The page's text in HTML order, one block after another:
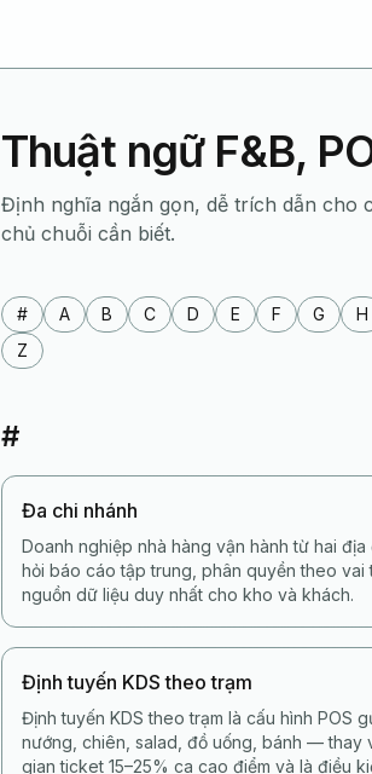
Thuật ngữ F&B,
Định nghĩa ngắn gọn, dễ trích dẫn cho
chủ chuỗi cần biết.
# A B C D E F G H
Z
#
Đa chi nhánh
Doanh nghiệp nhà hàng vận hành từ hai
hỏi báo cáo tập trung, phân quyền theo
nguồn dữ liệu duy nhất cho kho và khách.
Định tuyến KDS theo trạm
Định tuyến KDS theo trạm là cấu hình POS
nướng, chiên, salad, đồ uống, bánh — thay
gian ticket 15–25% ca cao điểm và là điều